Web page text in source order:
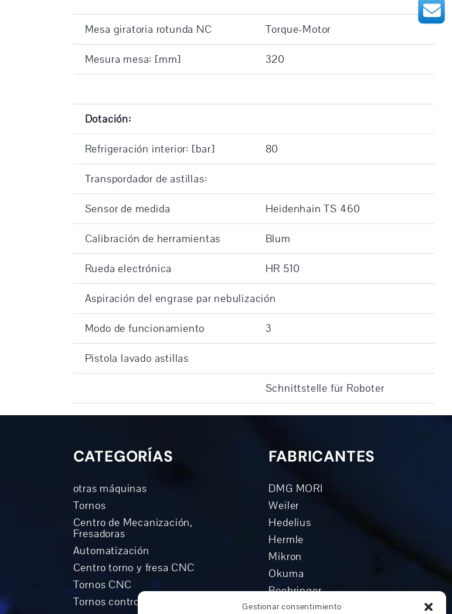
Gestionar consentimiento
Mesa giratoria rotunda NC Torque-Motor
Mesura mesa: [mm] 320
Dotación:
Refrigeración interior: [bar] 80
Transpordador de astillas:
Sensor de medida Heidenhain TS 460
Calibración de herramientas Blum
Rueda electrónica HR 510
Aspiración del engrase par nebulización
Modo de funcionamiento 3
Pistola lavado astillas
Schnittstelle für Roboter
CATEGORÍAS
otras máquinas
Tornos
Centro de Mecanización,
Fresadoras
Automatización
Centro torno y fresa CNC
Tornos CNC
Tornos controlados Ciclo
FABRICANTES
DMG MORI
Weiler
Hedelius
Hermle
Mikron
Okuma
Boehringer
Grob